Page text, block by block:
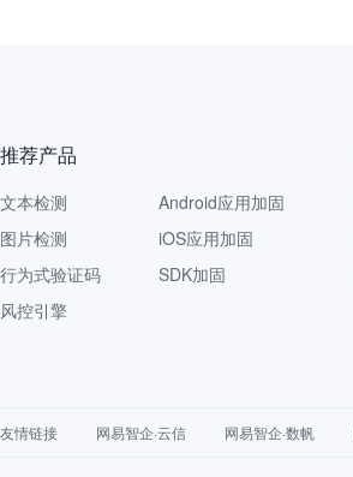
推荐产品
文本检测
图片检测
行为式验证码
风控引擎
Android应用加固
iOS应用加固
SDK加固
友情链接 网易智企·云信 网易智企·数帆